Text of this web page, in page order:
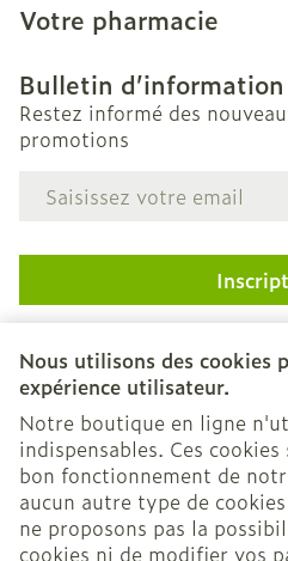
Nous utilisons des cookies
expérience utilisateur.
Notre boutique en ligne
indispensables. Ces
bon fonctionnement de
aucun autre type de
ne proposons pas la
cookies ni de modifier vos
Votre pharmacie
Bulletin d’information
Restez informé des
promotions
Adresse mail
En cliquant sur s'abonner,
newsletter et acceptez notre